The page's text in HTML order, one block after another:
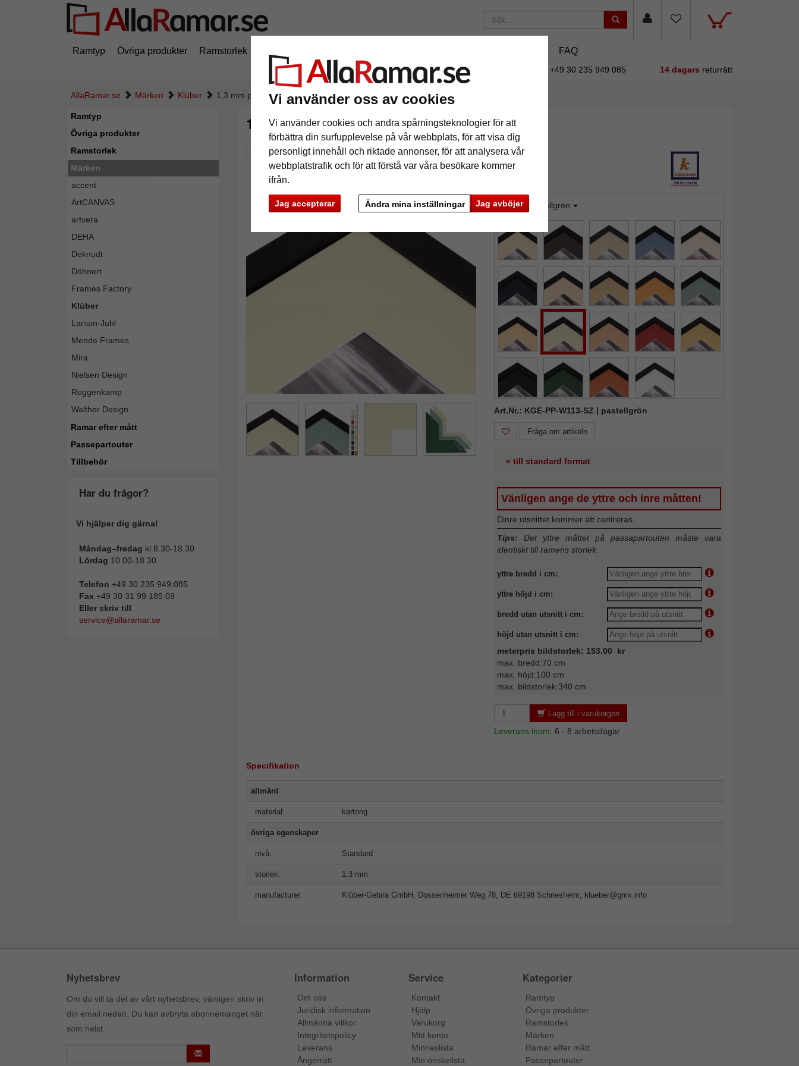
Vi använder oss av cookies
Vi använder cookies och andra spårningsteknologier för att
förbättra din surfupplevelse på vår webbplats, för att visa dig
personligt innehåll och riktade annonser, för att analysera vår
webbplatstrafik och för att förstå var våra besökare kommer
ifrån.
Jag accepterar Jag avböjer
Ändra mina inställningar
Ramtyp Övriga produkter Ramstorlek FAQ
195 kr i leveranskostnad.Oavsett hur mycket du beställer. +49 30 235 949 085 14 dagars returrätt
AllaRamar.se Märken Klüber 1,3 mm passepartout efter mått
Ramtyp
Övriga produkter
Ramstorlek
Märken
accent
ArtCANVAS
artvera
DEHA
Deknudt
Döhnert
Frames Factory
Klüber
Larson-Juhl
Mende Frames
Mira
Nielsen Design
Roggenkamp
Walther Design
Ramar efter mått
Passepartouter
Tillbehör
Har du frågor?
Vi hjälper dig gärna!
Måndag–fredag kl 8.30-18.30
Lördag 10.00-18.30
Telefon +49 30 235 949 085
Fax +49 30 31 99 185 09
Eller skriv till
service@allaramar.se
1,3 mm passepartout efter mått
Pictures Preview
Tillbaka Nästa
färg: pastellgrön
Art.Nr.: KGE-PP-W113-SZ | pastellgrön
Fråga om artikeln
» till standard format
Vänligen ange de yttre och inre måtten!
Dinre utsnittet kommer att centreras.
Tips: Det yttre måttet på passapartouten måste vara
identiskt till ramens storlek.
yttre bredd i cm:
yttre höjd i cm:
bredd utan utsnitt i cm:
höjd utan utsnitt i cm:
meterpris bildstorlek: 153.00 kr
max. bredd:70 cm
max. höjd:100 cm
max. bildstorlek:340 cm
Lägg till i varukorgen
Leverans inom: 6 - 8 arbetsdagar
Specifikation
allmänt
material: kartong
övriga egenskaper
nivå: Standard
storlek: 1,3 mm
manufacturer: Klüber-Gebira GmbH, Dossenheimer Weg 78, DE 69198 Schriesheim, klueber@gmx.info
Nyhetsbrev
Om du vill ta del av vårt nyhetsbrev, vänligen skriv in
din email nedan. Du kan avbryta abonnemanget när
som helst.
Information
Om oss
Juridisk information
Allmänna villkor
Integritetspolicy
Leverans
Ångerrätt
Service
Kontakt
Hjälp
Varukorg
Mitt konto
Minneslista
Min önskelista
Kategorier
Ramtyp
Övriga produkter
Ramstorlek
Märken
Ramar efter mått
Passepartouter